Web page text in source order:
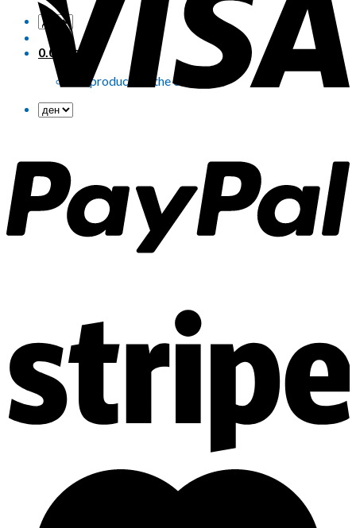
0.00 ден
No products in the cart.